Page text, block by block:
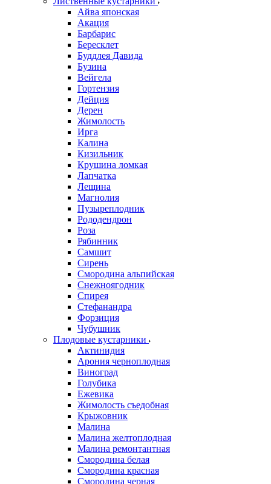
Айва японская
Акация
Барбарис
Бересклет
Буддлея Давида
Бузина
Вейгела
Гортензия
Дейция
Дерен
Жимолость
Ирга
Калина
Кизильник
Крушина ломкая
Лапчатка
Лещина
Магнолия
Пузыреплодник
Рододендрон
Роза
Рябинник
Самшит
Сирень
Смородина альпийская
Снежноягодник
Спирея
Стефанандра
Форзиция
Чубушник
Плодовые кустарники
Актинидия
Арония черноплодная
Виноград
Голубика
Ежевика
Жимолость съедобная
Крыжовник
Малина
Малина желтоплодная
Малина ремонтантная
Смородина белая
Смородина красная
Смородина черная